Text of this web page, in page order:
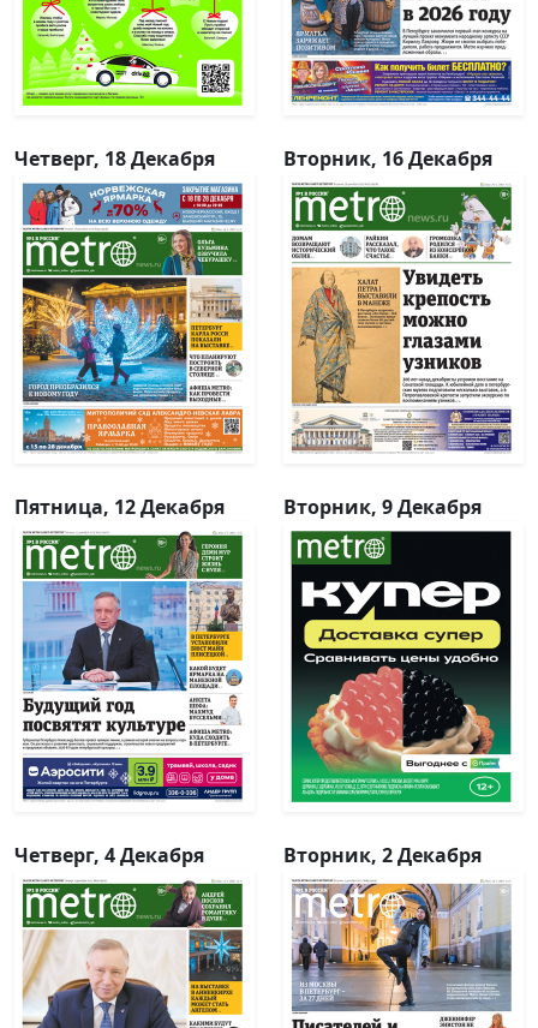
Четверг, 18 Декабря Вторник, 16 Декабря
Пятница, 12 Декабря Вторник, 9 Декабря
Четверг, 4 Декабря Вторник, 2 Декабря